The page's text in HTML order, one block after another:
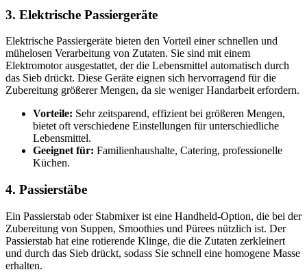
3. Elektrische Passiergeräte
Elektrische Passiergeräte bieten den Vorteil einer schnellen und
mühelosen Verarbeitung von Zutaten. Sie sind mit einem
Elektromotor ausgestattet, der die Lebensmittel automatisch durch
das Sieb drückt. Diese Geräte eignen sich hervorragend für die
Zubereitung größerer Mengen, da sie weniger Handarbeit erfordern.
Vorteile: Sehr zeitsparend, effizient bei größeren Mengen,
bietet oft verschiedene Einstellungen für unterschiedliche
Lebensmittel.
Geeignet für: Familienhaushalte, Catering, professionelle
Küchen.
4. Passierstäbe
Ein Passierstab oder Stabmixer ist eine Handheld-Option, die bei der
Zubereitung von Suppen, Smoothies und Pürees nützlich ist. Der
Passierstab hat eine rotierende Klinge, die die Zutaten zerkleinert
und durch das Sieb drückt, sodass Sie schnell eine homogene Masse
erhalten.